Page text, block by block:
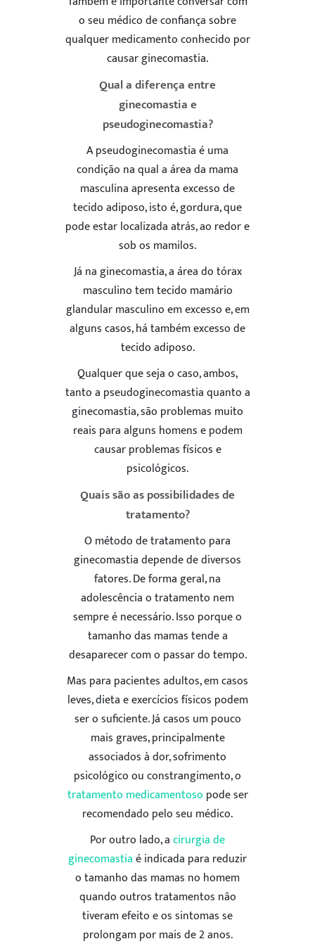
o seu médico de confiança sobre
qualquer medicamento conhecido por
causar ginecomastia.
Qual a diferença entre
ginecomastia e
pseudoginecomastia?
A pseudoginecomastia é uma
condição na qual a área da mama
masculina apresenta excesso de
tecido adiposo, isto é, gordura, que
pode estar localizada atrás, ao redor e
sob os mamilos.
Já na ginecomastia, a área do tórax
masculino tem tecido mamário
glandular masculino em excesso e, em
alguns casos, há também excesso de
tecido adiposo.
Qualquer que seja o caso, ambos,
tanto a pseudoginecomastia quanto a
ginecomastia, são problemas muito
reais para alguns homens e podem
causar problemas físicos e
psicológicos.
Quais são as possibilidades de
tratamento?
O método de tratamento para
ginecomastia depende de diversos
fatores. De forma geral, na
adolescência o tratamento nem
sempre é necessário. Isso porque o
tamanho das mamas tende a
desaparecer com o passar do tempo.
Mas para pacientes adultos, em casos
leves, dieta e exercícios físicos podem
ser o suficiente. Já casos um pouco
mais graves, principalmente
associados à dor, sofrimento
psicológico ou constrangimento, o
tratamento medicamentoso pode ser
recomendado pelo seu médico.
Por outro lado, acirurgia de
ginecomastiaé indicada para reduzir
o tamanho das mamas no homem
quando outros tratamentos não
tiveram efeito e os sintomas se
prolongam por mais de 2 anos.